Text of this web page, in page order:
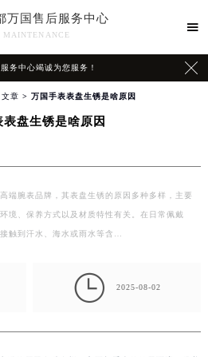
万国售后服务中心
MAINTENANCE

务中心竭诚为您服务！ 
文章 > 万国手表表盘生锈是啥原因
表盘生锈是啥原因
端腕表品牌，其表盘生锈的原因多种多样，主要
境、保养方式以及材质特性有关。在日常佩戴
触到汗水、海水或雨水等含…
 2025-08-02